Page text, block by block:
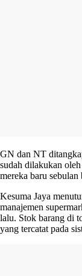
GN dan NT
sudah dilakukan
mereka baru sebulan
Kesuma Jaya
manajemen
lalu. Stok barang di
yang tercatat pada